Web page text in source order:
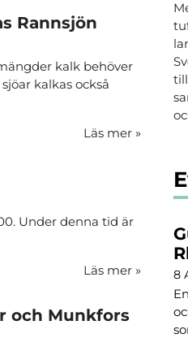
Rannsjön
kalk behöver
kalkas också
Läs mer »
Under denna tid är
Läs mer »
och Munkfors
8